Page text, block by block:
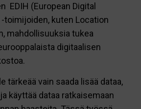
EDIH (European Digital
toimijoiden, kuten Location
mahdollisuuksia tukea
digitaalisen
tärkeää vain saada lisää dataa,
käyttää dataa ratkaisemaan